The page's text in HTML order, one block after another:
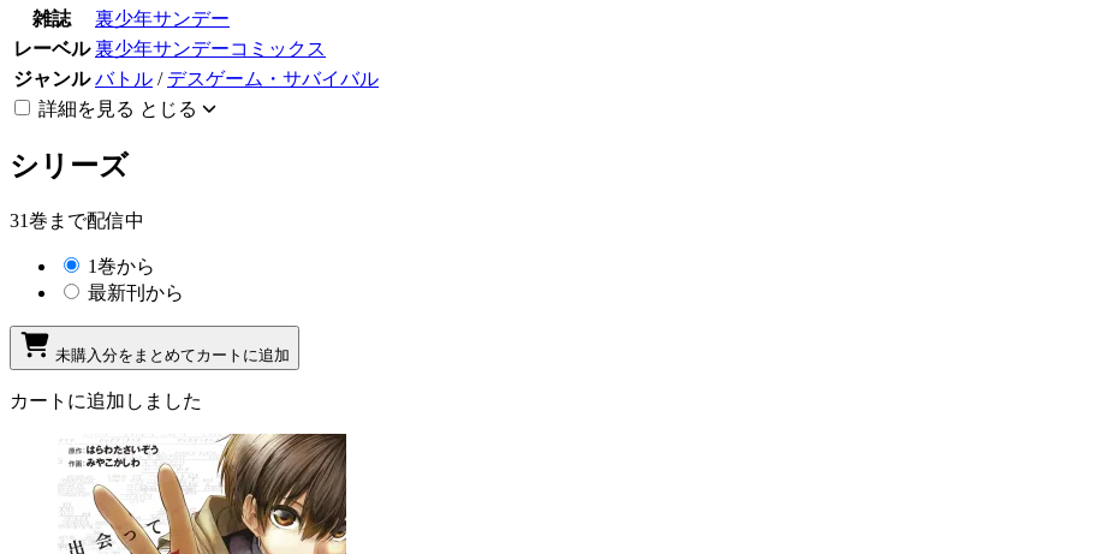
雑誌
裏少年サンデー
レーベル 裏少年サンデーコミックス
ジャンル バトル / デスゲーム・サバイバル
詳細を見る とじる
シリーズ
31巻まで配信中
1巻から
最新刊から
未購入分をまとめてカートに追加
カートに追加しました